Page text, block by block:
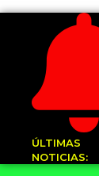
ÚLTIMAS
NOTICIAS: